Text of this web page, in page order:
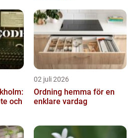
och
02 juli 2026
Ordning hemma för en
enklare vardag